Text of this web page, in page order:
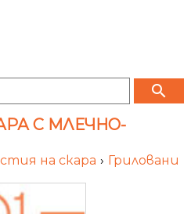
search
С МЛЕЧНО-
на скара › Гриловани